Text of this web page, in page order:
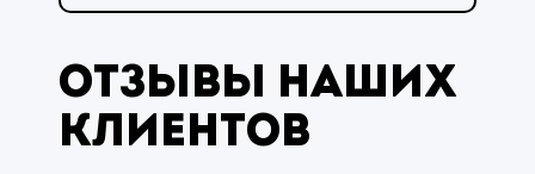
Отзывы наших
клиентов